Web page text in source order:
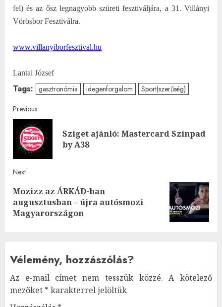
fel) és az ősz legnagyobb szüreti fesztiváljára, a 31. Villányi
Vörösbor Fesztiválra.
www.villanyiborfesztival.hu
Lantai József
Tags: gasztronómia idegenforgalom Sport(szerűség)
Post
navigation
Previous
Sziget ajánló: Mastercard Színpad
by A38
Next
Next
post:
Mozizz az ÁRKÁD-ban
augusztusban – újra autósmozi
Magyarországon
Vélemény, hozzászólás?
Az e-mail címet nem tesszük közzé. A kötelező
mezőket * karakterrel jelöltük